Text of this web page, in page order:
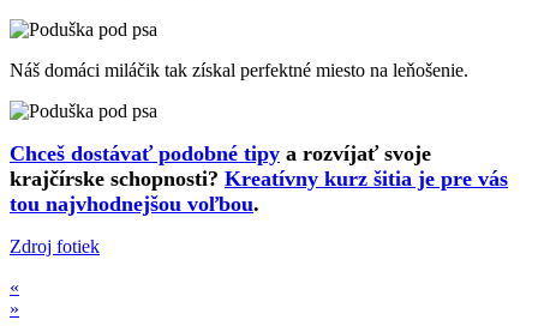
Náš domáci miláčik tak získal perfektné miesto na leňošenie.
Chceš dostávať podobné tipy a rozvíjať svoje
krajčírske schopnosti? Kreatívny kurz šitia je pre vás
tou najvhodnejšou voľbou.
Zdroj fotiek
«
»